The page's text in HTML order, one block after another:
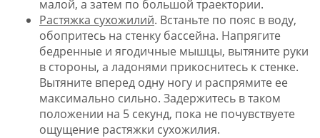
малой, а затем по большой траектории.
Растяжка сухожилий. Встаньте по пояс в воду,
обопритесь на стенку бассейна. Напрягите
бедренные и ягодичные мышцы, вытяните руки
в стороны, а ладонями прикоснитесь к стенке.
Вытяните вперед одну ногу и распрямите ее
максимально сильно. Задержитесь в таком
положении на 5 секунд, пока не почувствуете
ощущение растяжки сухожилия.